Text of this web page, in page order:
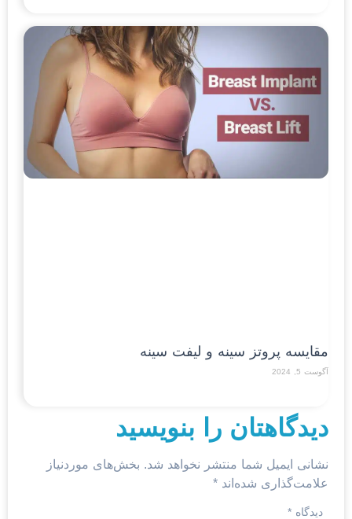
مقایسه پروتز سینه و لیفت سینه
آگوست 5, 2024
دیدگاهتان را بنویسید
نشانی ایمیل شما منتشر نخواهد شد. بخش‌های موردنیاز
علامت‌گذاری شده‌اند *
دیدگاه *